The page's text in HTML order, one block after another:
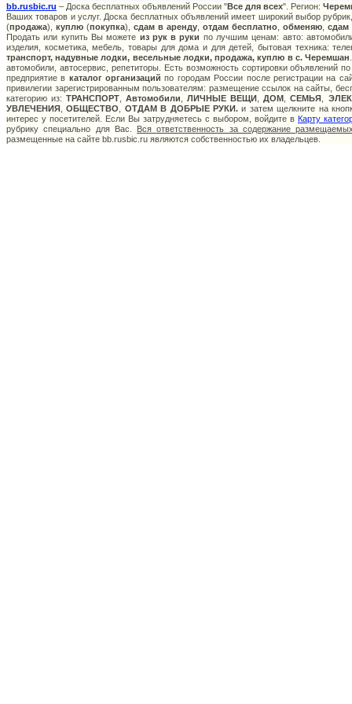
bb.rusbic.ru – Доска бесплатных объявлений России "Все для всех". Регион:
Ваших товаров и услуг. Доска бесплатных объявлений имеет широкий выбор
(продажа), куплю (покупка), сдам в аренду отдам бесплатно обменяю сдам
Продать или купить Вы можете из рук в руки по лучшим ценам: авто:
изделия, косметика, мебель, товары для дома и для детей, бытовая техника:
транспорт, надувные лодки, весельные лодки, продажа, куплю в с. Черемшан
автомобили, автосервис, репетиторы. Есть возможность сортировки объявлений
предприятие в каталог организаций по городам России после регистрации на
привилегии зарегистрированным пользователям: размещение ссылок на сайты,
категорию из:ТРАНСПОРТ ,Автомобили ,ЛИЧНЫЕ ВЕЩИ ,ДОМ ,СЕМЬЯ
УВЛЕЧЕНИЯ ,ОБЩЕСТВО ОТДАМ В ДОБРЫЕ РУКИ. и затем щелкните на
интерес у посетителей. Если Вы затрудняетесь с выбором, войдите в Карту
рубрику специально для Вас. Вся ответственность за содержание
размещенные на сайте bb.rusbic.ru являются собственностью их владельцев.